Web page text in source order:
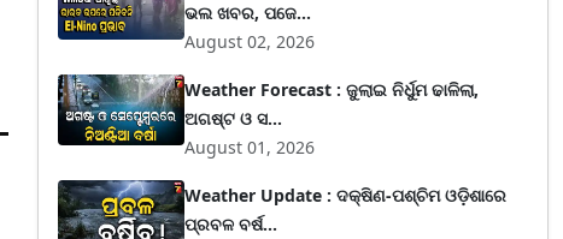
ଭଲ ଖବର, ପଜେ...
August 02, 2026
Weather Forecast : ଜୁଲାଇ ନିର୍ଧୁମ ଢାଳିଲା,
ଅଗଷ୍ଟ ଓ ସ...
August 01, 2026
Weather Update : ଦକ୍ଷିଣ-ପଶ୍ଚିମ ଓଡ଼ିଶାରେ
ପ୍ରବଳ ବର୍ଷ...